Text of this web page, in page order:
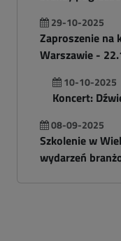
29-10-2025
Zaproszenie na
Warszawie -
10-10-2025
Koncert:
08-09-2025
Szkolenie w
wydarzeń